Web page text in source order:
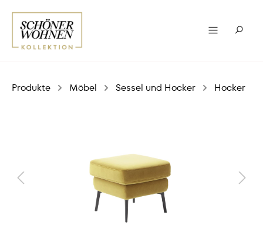
Produkte Möbel Sessel und Hocker Hocker